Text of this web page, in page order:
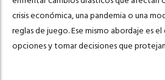
crisis económica, una pandemia o una
reglas de juego. Ese mismo abordaje es
opciones y tomar decisiones que